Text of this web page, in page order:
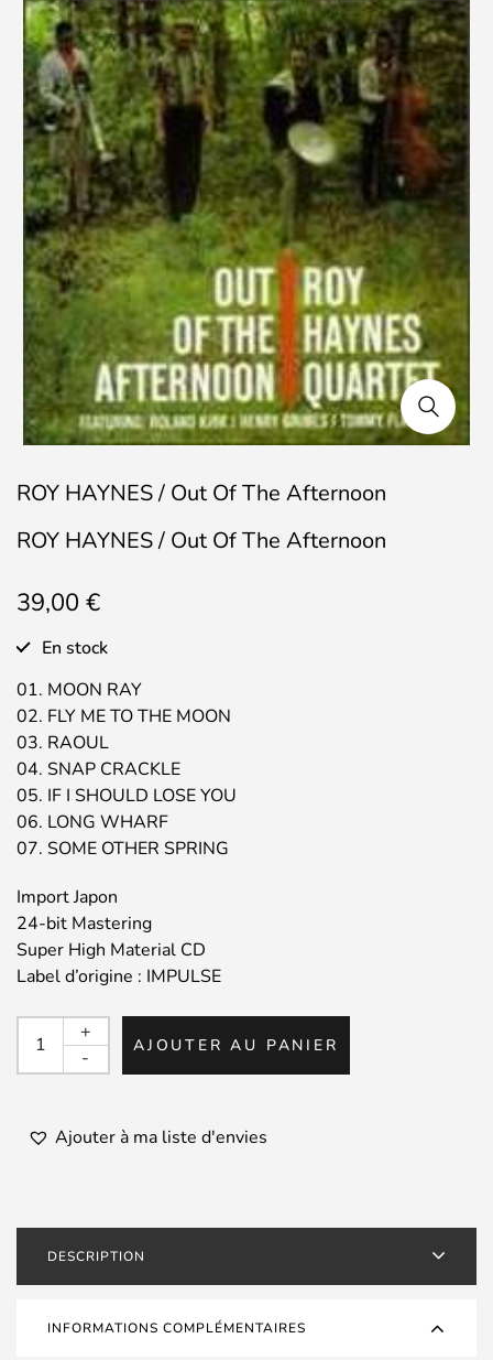
ROY HAYNES / Out Of The Afternoon
ROY HAYNES / Out Of The Afternoon
39,00 €
En stock
01. MOON RAY
02. FLY ME TO THE MOON
03. RAOUL
04. SNAP CRACKLE
05. IF I SHOULD LOSE YOU
06. LONG WHARF
07. SOME OTHER SPRING
Import Japon
24-bit Mastering
Super High Material CD
Label d’origine : IMPULSE
quantité
/
-
+
AJOUTER AU PANIER
Ajouter à ma liste d'envies
DESCRIPTION
INFORMATIONS COMPLÉMENTAIRES